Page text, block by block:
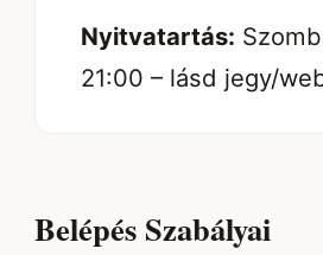
Nyitvatartás:
21:00 – lásd jegy/
Belépés Szabályai